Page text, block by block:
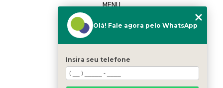
MENU
QUEM SOMOS
CONTATO
CATEGORIAS
MAPA DO SITE
Olá! Fale agora pelo WhatsApp
Insira seu telefone